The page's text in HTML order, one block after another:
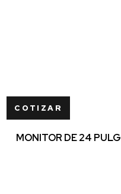
COTIZAR
MONITOR DE 24 PULG